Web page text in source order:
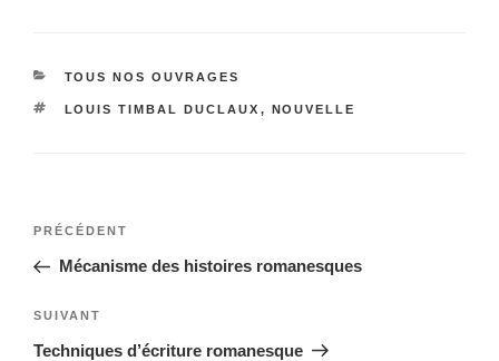
CATÉGORIES
TOUS NOS OUVRAGES
ÉTIQUETTES
LOUIS TIMBAL DUCLAUX , NOUVELLE
Navigation
l’article
Article
précédent
PRÉCÉDENT
Mécanisme des histoires romanesques
Article
suivant
SUIVANT
Techniques d’écriture romanesque